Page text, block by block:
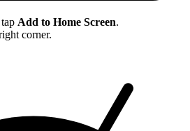
Add to Home Screen.
corner.